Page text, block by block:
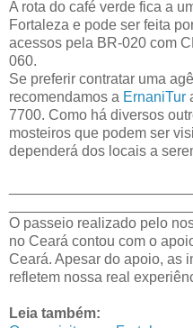
A rota do café verde fica a
Fortaleza e pode ser feita
acessos pela BR-020 com
060.
Se preferir contratar uma
recomendamos a ErnaniTur
7700. Como há diversos
mosteiros que podem ser
dependerá dos locais a
O passeio realizado pelo
no Ceará contou com o
Ceará. Apesar do apoio, as
refletem nossa real
Leia também: